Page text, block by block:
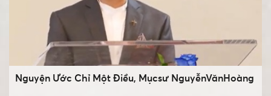
Nguyện Ước Chỉ Một Điều, Mụcsư NguyễnVănHoàng